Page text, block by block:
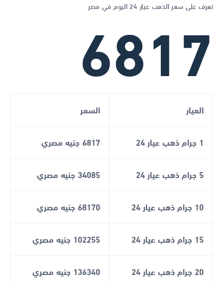
تعرف على سعر الذهب عيار 24 اليوم في مصر
6817
العيار السعر
1 جرام ذهب عيار 24 6817 جنيه مصري
5 جرام ذهب عيار 24 34085 جنيه مصري
10 جرام ذهب عيار 24 68170 جنيه مصري
15 جرام ذهب عيار 24 102255 جنيه مصري
20 جرام ذهب عيار 24 136340 جنيه مصري